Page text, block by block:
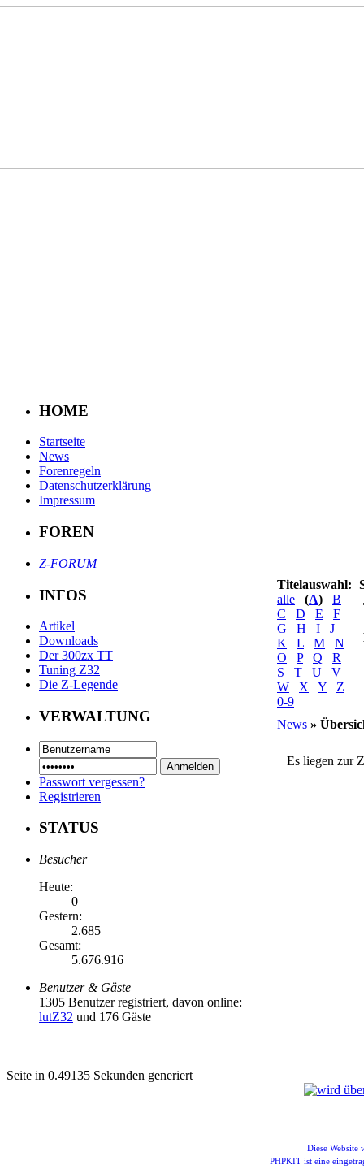
HOME
Startseite
News
Forenregeln
Datenschutzerklärung
Impressum
FOREN
Z-FORUM
INFOS
Artikel
Downloads
Der 300zx TT
Tuning Z32
Die Z-Legende
VERWALTUNG
Passwort vergessen?
Registrieren
STATUS
Besucher
Heute:
0
Gestern:
2.685
Gesamt:
5.676.916
Benutzer & Gäste
1305 Benutzer registriert, davon online:
lutZ32 und 176 Gäste
Titelauswahl:
alle
(A)
B
C
D E
F
G
H I
J
K
L M
N
O
P Q
R
S
T U
V
W
X Y
Z
0-9
News »
Es liegen zur
Seite in 0.49135 Sekunden generiert
Diese Website
PHPKIT ist eine